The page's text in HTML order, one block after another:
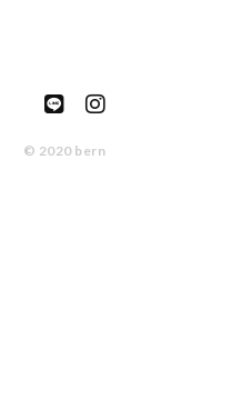
© 2020 bern